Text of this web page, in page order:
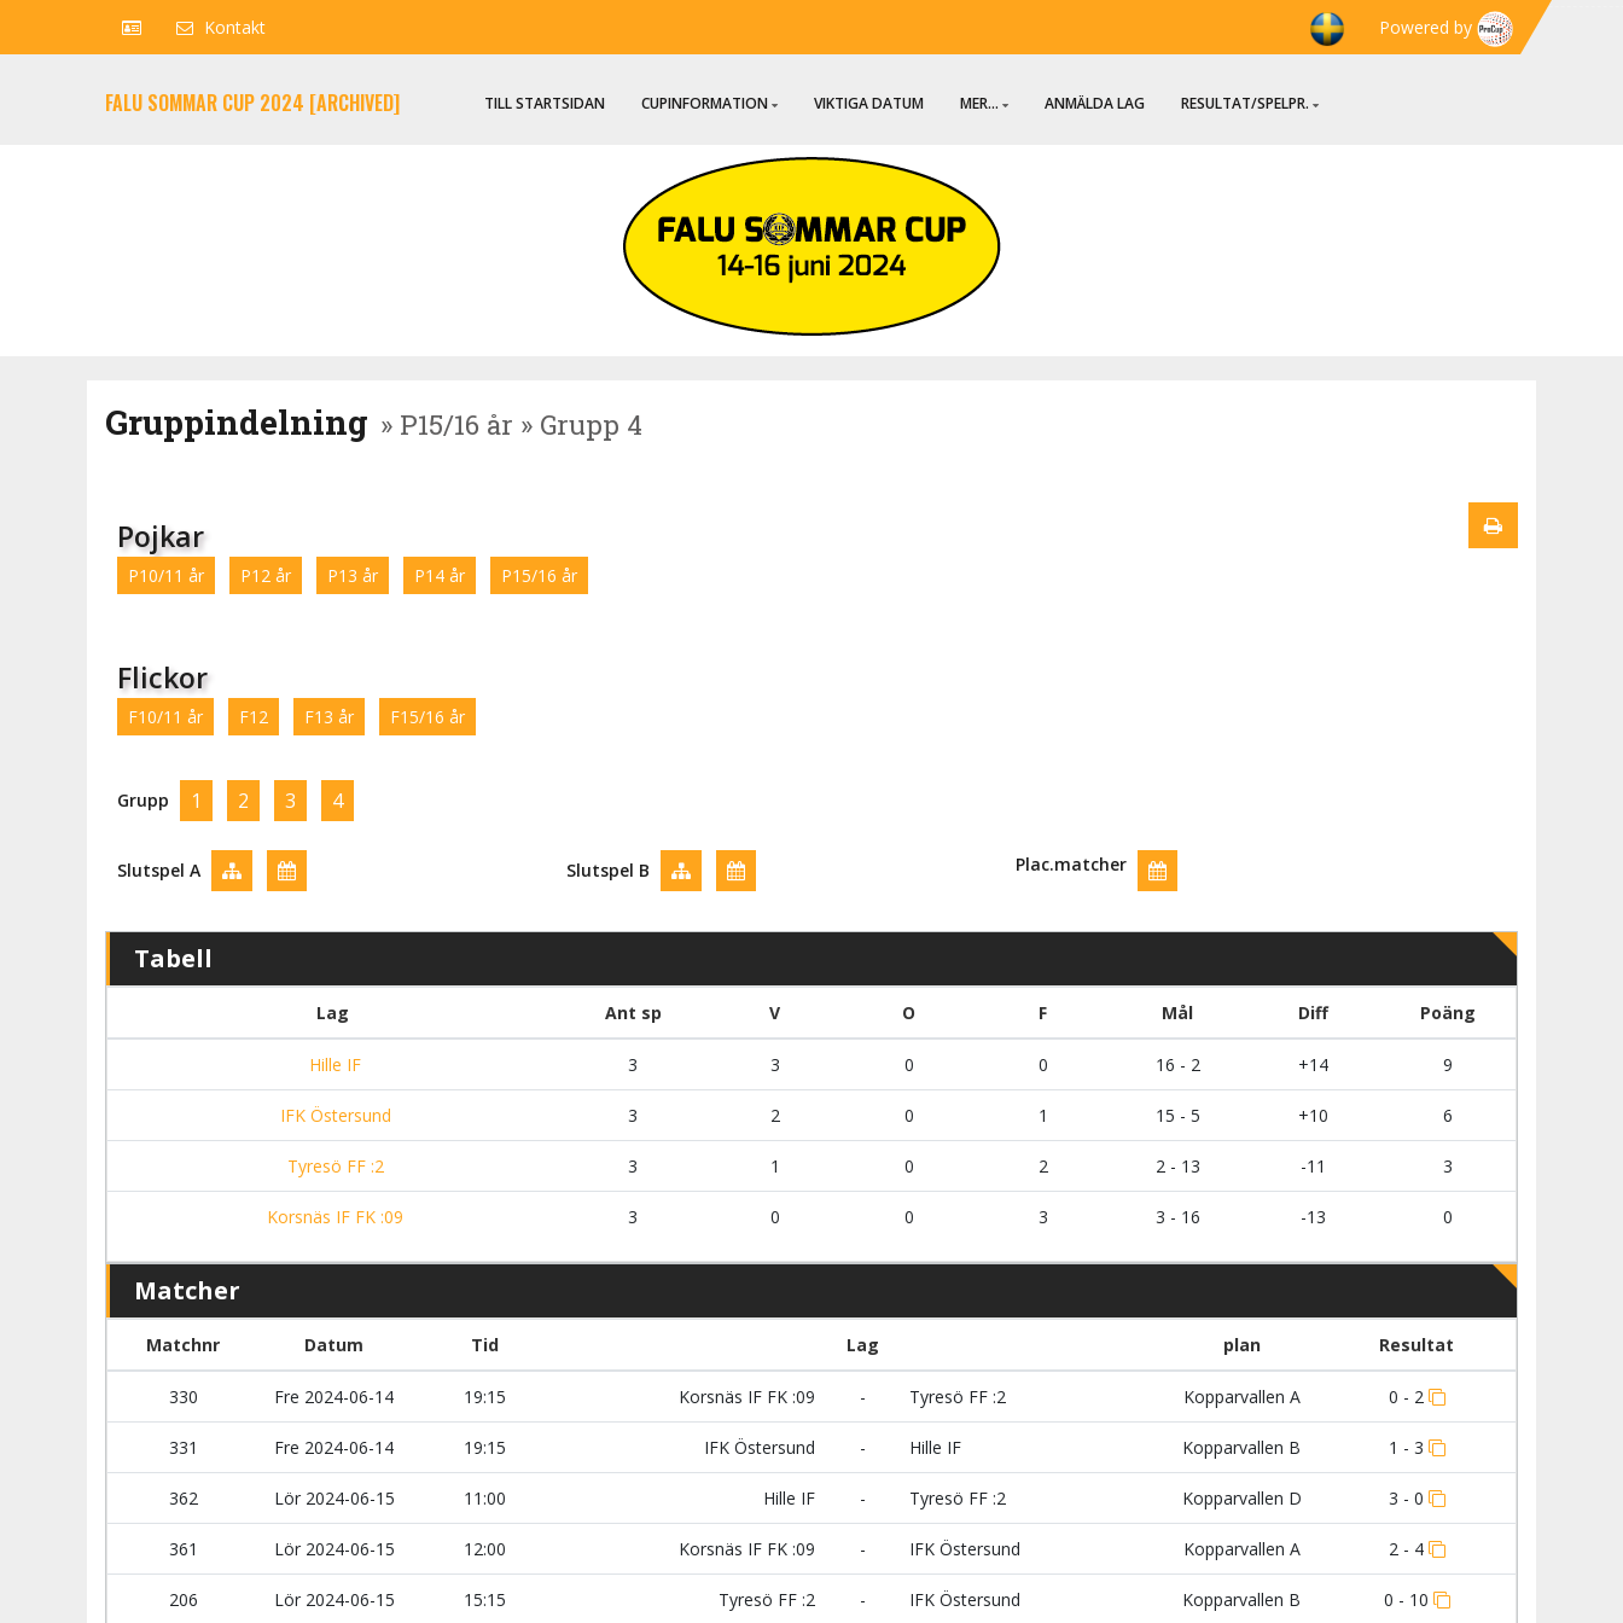
Kontakt Powered by
FALU SOMMAR CUP 2024 [ARCHIVED] TILL STARTSIDAN CUPINFORMATION VIKTIGA DATUM MER... ANMÄLDA LAG RESULTAT/SPELPR.
Gruppindelning » P15/16 år » Grupp 4
Pojkar
P10/11 år P12 år P13 år P14 år P15/16 år
Flickor
F10/11 år F12 F13 år F15/16 år
Grupp 1 2 3 4
Slutspel A Slutspel B Plac.matcher
Tabell
Lag Ant sp V O F Mål Diff Poäng
Hille IF 3 3 0 0 16 - 2 +14 9
IFK Östersund 3 2 0 1 15 - 5 +10 6
Tyresö FF :2 3 1 0 2 2 - 13 -11 3
Korsnäs IF FK :09 3 0 0 3 3 - 16 -13 0
Matcher
Matchnr Datum Tid Lag plan Resultat
330 Fre 2024-06-14 19:15 Korsnäs IF FK :09 - Tyresö FF :2 Kopparvallen A 0 - 2
331 Fre 2024-06-14 19:15 IFK Östersund - Hille IF Kopparvallen B 1 - 3
362 Lör 2024-06-15 11:00 Hille IF - Tyresö FF :2 Kopparvallen D 3 - 0
361 Lör 2024-06-15 12:00 Korsnäs IF FK :09 - IFK Östersund Kopparvallen A 2 - 4
206 Lör 2024-06-15 15:15 Tyresö FF :2 - IFK Östersund Kopparvallen B 0 - 10